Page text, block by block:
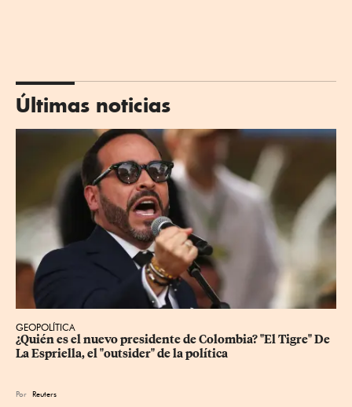
Últimas noticias
GEOPOLÍTICA
¿Quién es el nuevo presidente de Colombia? "El Tigre" De
La Espriella, el "outsider" de la política
Por Reuters